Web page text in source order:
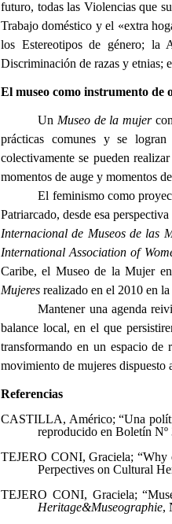
futuro, todas las Violencias que
Trabajo doméstico y el «extra
los Estereotipos de género; la
Discriminación de razas y etnias;
El museo como instrumento de
Un Museo de la mujer
prácticas comunes y se
colectivamente se pueden
momentos de auge y momentos
El feminismo como
Patriarcado, desde esa perspectiva
Internacional de Museos de las
International Association of
Caribe, el Museo de la Mujer
Mujeres realizado en el 2010 en
Mantener una agenda
balance local, en el que
transformando en un espacio de
movimiento de mujeres dispuesto
Referencias
CASTILLA, Américo; “Una
reproducido en Boletín
TEJERO CONI, Graciela; “Why
Perpectives on Cultural
TEJERO CONI, Graciela;
Heritage&Museographie,